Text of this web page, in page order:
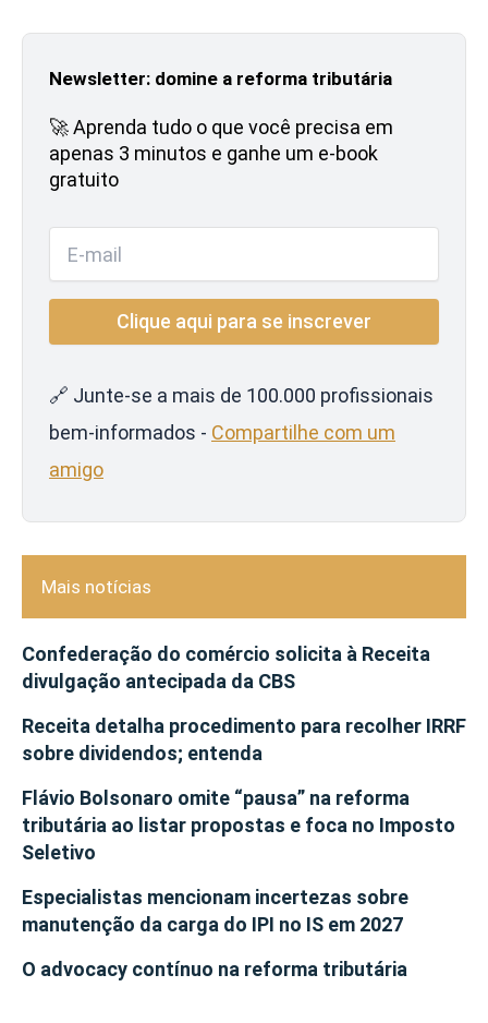
Newsletter: domine a reforma tributária
🚀 Aprenda tudo o que você precisa em
apenas 3 minutos e ganhe um e-book
gratuito
🔗 Junte-se a mais de 100.000 profissionais
bem-informados - Compartilhe com um
amigo
Mais notícias
Confederação do comércio solicita à Receita
divulgação antecipada da CBS
Receita detalha procedimento para recolher IRRF
sobre dividendos; entenda
Flávio Bolsonaro omite “pausa” na reforma
tributária ao listar propostas e foca no Imposto
Seletivo
Especialistas mencionam incertezas sobre
manutenção da carga do IPI no IS em 2027
O advocacy contínuo na reforma tributária